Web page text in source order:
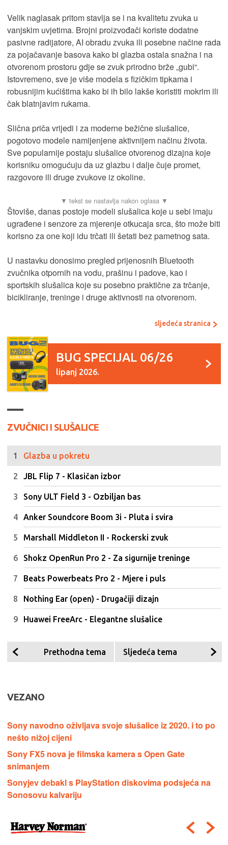
Velik naglasak pritom stavlja se i na kvalitetu zvuka u
vanjskim uvjetima. Brojni proizvođači koriste dodatne
pasivne radijatore, AI obradu zvuka ili posebne načine rada
za pojačavanje basova kako bi glazba ostala snažna i na
otvorenom prostoru gdje se zvuk prirodno brže „gubi“.
Istovremeno, sve je više modela s fizičkim tipkama i
robusnijim kućištima kako bi ih bilo lakše koristiti mokrim ili
čak blatnjavim rukama.
Slična priča vrijedi i za moderne bežične slušalice,
pogotovo modele namijenjene aktivnijem načinu života.
Sve popularnije postaju slušalice otvorenog dizajna koje
korisniku omogućuju da uz glazbu i dalje čuje promet,
razgovore ili druge zvukove iz okoline.
Štoviše, danas postoje modeli slušalica koje u sebi imaju
ugrađene i senzore za mjerenje otkucaja srca, što može biti
korisno za one koji idu trčati ili šetati bez pametnog sata.
U nastavku donosimo pregled prijenosnih Bluetooth
zvučnika otpornih na vodu, prašinu i padove, kao i
sportskih slušalica koje su posebno praktične za trčanje,
bicikliranje, treninge i druge aktivnosti na otvorenom.
sljedeća stranica
BUG SPECIJAL 06/26
lipanj 2026.
ZVUČNICI I SLUŠALICE
Glazba u pokretu
JBL Flip 7 - Klasičan izbor
Sony ULT Field 3 - Ozbiljan bas
Anker Soundcore Boom 3i - Pluta i svira
Marshall Middleton II - Rockerski zvuk
Shokz OpenRun Pro 2 - Za sigurnije treninge
Beats Powerbeats Pro 2 - Mjere i puls
Nothing Ear (open) - Drugačiji dizajn
Huawei FreeArc - Elegantne slušalice
Prethodna tema Sljedeća tema
VEZANO
Sony navodno oživljava svoje slušalice iz 2020. i to po
nešto nižoj cijeni
Sony FX5 nova je filmska kamera s Open Gate
snimanjem
Sonyjev debakl s PlayStation diskovima podsjeća na
Sonosovu kalvariju